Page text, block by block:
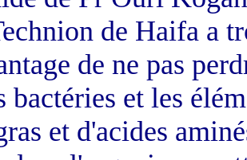
de Haifa a
de ne pas
bactéries et les
et d'acides